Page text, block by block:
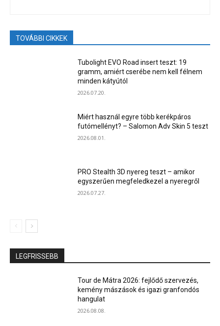
TOVÁBBI CIKKEK
Tubolight EVO Road insert teszt: 19
gramm, amiért cserébe nem kell félnem
minden kátyútól
2026.07.20.
Miért használ egyre több kerékpáros
futómellényt? – Salomon Adv Skin 5 teszt
2026.08.01.
PRO Stealth 3D nyereg teszt – amikor
egyszerűen megfeledkezel a nyeregről
2026.07.27.
LEGFRISSEBB
Tour de Mátra 2026: fejlődő szervezés,
kemény mászások és igazi granfondós
hangulat
2026.08.08.